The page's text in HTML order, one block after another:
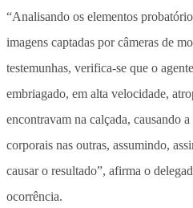
“Analisando os elementos
imagens captadas por câmeras de
testemunhas, verifica-se que o
embriagado, em alta velocidade,
encontravam na calçada, causando
corporais nas outras, assumindo,
causar o resultado”, afirma o
ocorrência.